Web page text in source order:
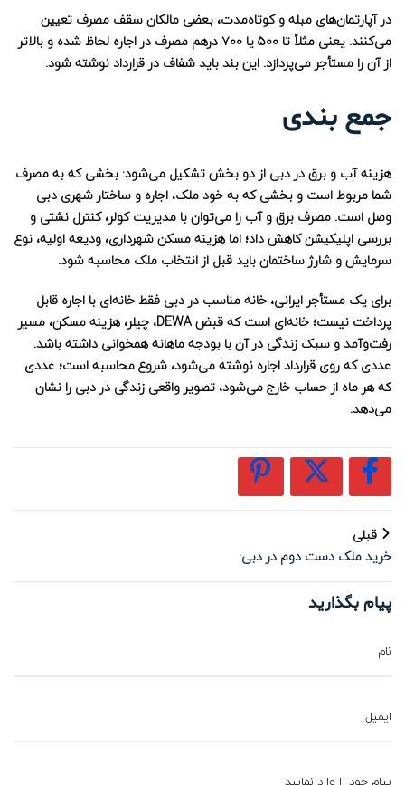
در آپارتمان‌های مبله و کوتاه‌مدت، بعضی مالکان سقف مصرف تعیین
می‌کنند. یعنی مثلاً تا ۵۰۰ یا ۷۰۰ درهم مصرف در اجاره لحاظ شده و بالاتر
از آن را مستأجر می‌پردازد. این بند باید شفاف در قرارداد نوشته شود.
جمع بندی
هزینه آب و برق در دبی از دو بخش تشکیل می‌شود: بخشی که به مصرف
شما مربوط است و بخشی که به خود ملک، اجاره و ساختار شهری دبی
وصل است. مصرف برق و آب را می‌توان با مدیریت کولر، کنترل نشتی و
بررسی اپلیکیشن کاهش داد؛ اما هزینه مسکن شهرداری، ودیعه اولیه، نوع
سرمایش و شارژ ساختمان باید قبل از انتخاب ملک محاسبه شود.
برای یک مستأجر ایرانی، خانه مناسب در دبی فقط خانه‌ای با اجاره قابل
پرداخت نیست؛ خانه‌ای است که قبض DEWA، چیلر، هزینه مسکن، مسیر
رفت‌وآمد و سبک زندگی در آن با بودجه ماهانه همخوانی داشته باشد.
عددی که روی قرارداد اجاره نوشته می‌شود، شروع محاسبه است؛ عددی
که هر ماه از حساب خارج می‌شود، تصویر واقعی زندگی در دبی را نشان
می‌دهد.
قبلی
خرید ملک دست دوم در دبی:
مزایا، ریسک‌ها و تفاوت با خرید از
سازنده
پیام بگذارید
نام
ایمیل